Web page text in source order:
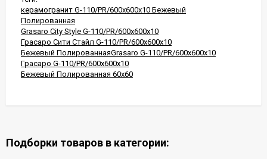
керамогранит G-110/PR/600x600x10 Бежевый
Полированная
Grasaro City Style G-110/PR/600x600x10
Грасаро Сити Стайл G-110/PR/600x600x10
Бежевый ПолированнаяGrasaro G-110/PR/600x600x10
Грасаро G-110/PR/600x600x10
Бежевый Полированная 60x60
Подборки товаров в категории: